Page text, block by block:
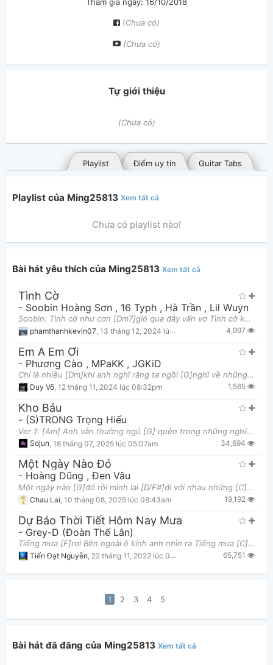
(Chưa có)
(Chưa có)
Tự giới thiệu
(Chưa có)
Guitar Tabs
Điểm uy tín
Playlist
Bài hát yêu thích
Bài hát đã đăng
Thông tin chung
Playlist của Ming25813 Xem tất cả
Chưa có playlist nào!
Bài hát yêu thích của Ming25813 Xem tất cả
Tình Cờ
- Soobin Hoàng Sơn , 16 Typh , Hà Trần , Lil Wuyn
Soobin: Tình cờ như cơn [Dm7]gió qua đây vẩn vơ Tình cờ không [G]biết tim anh thẫn thờ Biết đâu [
phamthanhkevin07, 13 tháng 12, 2024 lúc 02:27am 4,997
Em À Em Ơi
- Phương Cào , MPaKK , JGKiD
Chỉ là nhiều [Dm]khi anh nghĩ rằng ta ngồi [G]nghĩ về những ngày xa mà bỏ [C]qua hết [Am] Chỉ là an
Duy Võ, 12 tháng 11, 2024 lúc 08:32pm 1,565
Kho Báu
- (S)TRONG Trọng Hiếu
Ver 1: [Am] Anh vẫn thường ngủ [G] quên trong những nghĩ suy chưa vội [F] tan Mình từng là [C/E] h
Sojun 18 tháng 07, 2025 lúc 05:07am 34,694
Một Ngày Nào Đó
- Hoàng Dũng ,Đen Vâu
Một ngày nào [G]đó rồi mình lại [D/F#]đi với nhau những [C]trưa mây bay ngang [D7]đầu Là ngày chẳng
Chau Lai 10 tháng 08, 2025 lúc 08:43am 19,192
Dự Báo Thời Tiết Hôm Nay Mưa
- Grey-D (Đoàn Thế Lân)
Tiếng mưa [F]rơi Bên ngoài ô kính anh nhìn ra Tiếng mưa [C]như đang nhìn thấu Tâm tình ta Nhành ho
Tiến Đạt Nguyễn 22 tháng 11, 2022 lúc 08:51pm 65,751
1 2 3 4 5
Bài hát đã đăng của Ming25813 Xem tất cả